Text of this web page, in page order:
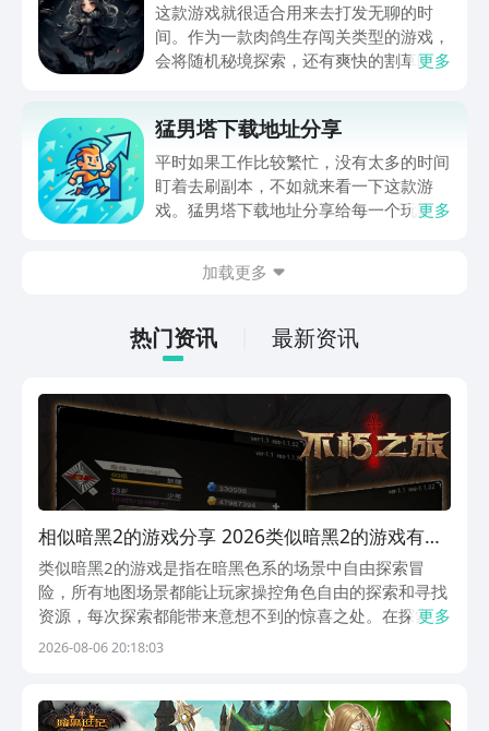
这款游戏就很适合用来去打发无聊的时
间。作为一款肉鸽生存闯关类型的游戏，
会将随机秘境探索，还有爽快的割草闯关
接就可以下载。游戏的上手门槛还是比较
低的，一只手就可以操控，很适合用来去
打发无聊的时间，可玩性真的比较高。
更多
猛男塔下载地址分享
平时如果工作比较繁忙，没有太多的时间
盯着去刷副本，不如就来看一下这款游
戏。猛男塔下载地址分享给每一个玩家，
空余的时间就可以慢慢的养成角色，就很
一下。
更多
加载更多
热门资讯 最新资讯
相似暗黑2的游戏分享 2026类似暗黑2的游戏有哪
几款
类似暗黑2的游戏是指在暗黑色系的场景中自由探索冒
险，所有地图场景都能让玩家操控角色自由的探索和寻找
资源，每次探索都能带来意想不到的惊喜之处。在探索时
要注重敌人的突然袭击，利用角色角色的武器和专属技
这些...
更多
2026-08-06 20:18:03